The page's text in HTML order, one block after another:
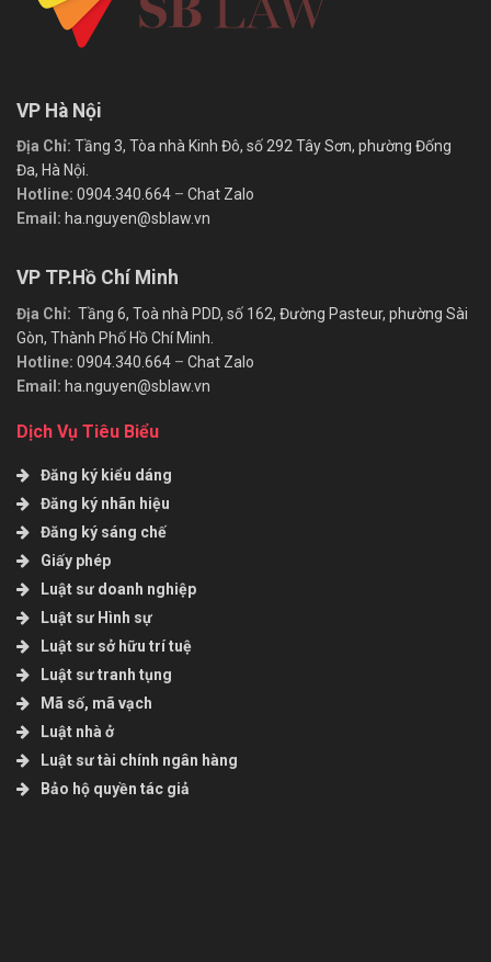
VP Hà Nội
Địa Chỉ: Tầng 3, Tòa nhà Kinh Đô, số 292 Tây Sơn, phường Đống
Đa, Hà Nội.
Hotline: 0904.340.664 – Chat Zalo
Email: ha.nguyen@sblaw.vn
VP TP.Hồ Chí Minh
Địa Chỉ: Tầng 6, Toà nhà PDD, số 162, Đường Pasteur, phường Sài
Gòn, Thành Phố Hồ Chí Minh.
Hotline: 0904.340.664 – Chat Zalo
Email: ha.nguyen@sblaw.vn
Dịch Vụ Tiêu Biểu
Đăng ký kiểu dáng
Đăng ký nhãn hiệu
Đăng ký sáng chế
Giấy phép
Luật sư doanh nghiệp
Luật sư Hình sự
Luật sư sở hữu trí tuệ
Luật sư tranh tụng
Mã số, mã vạch
Luật nhà ở
Luật sư tài chính ngân hàng
Bảo hộ quyền tác giả